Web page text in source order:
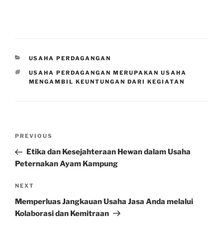
CATEGORIES
USAHA PERDAGANGAN
TAGS
USAHA PERDAGANGAN MERUPAKAN USAHA
MENGAMBIL KEUNTUNGAN DARI KEGIATAN
Previous
Post
PREVIOUS
Etika dan Kesejahteraan Hewan dalam Usaha
Peternakan Ayam Kampung
Next
Post
NEXT
Memperluas Jangkauan Usaha Jasa Anda melalui
Kolaborasi dan Kemitraan